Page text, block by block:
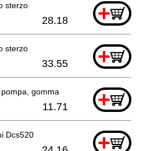
sterzo +
28.18
sterzo +
33.55
gomma +
11.71
Dcs520 +